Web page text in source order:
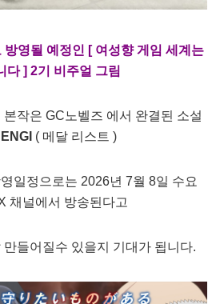
영될 예정인 [ 여성향 게임 세계는
다 ] 2기 비주얼 그림
작은 GC노벨즈 에서 완결된 소설
ENGI ( 메달 리스트 )
일정으로는 2026년 7월 8일 수요
채널에서 방송된다고
들어질수 있을지 기대가 됩니다.